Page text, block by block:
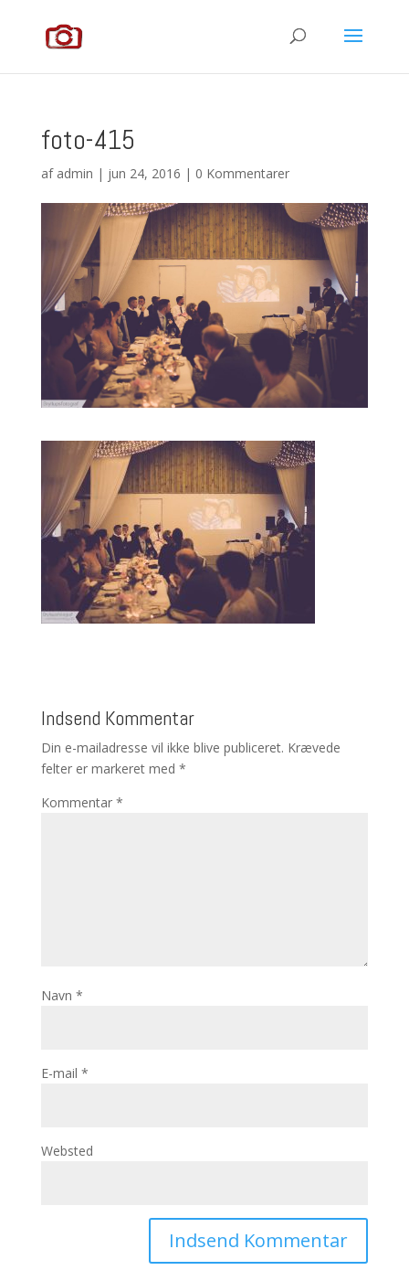
foto-415
af admin | jun 24, 2016 | 0 Kommentarer
Indsend Kommentar
Din e-mailadresse vil ikke blive publiceret. Krævede
felter er markeret med *
Kommentar *
Navn *
E-mail *
Websted